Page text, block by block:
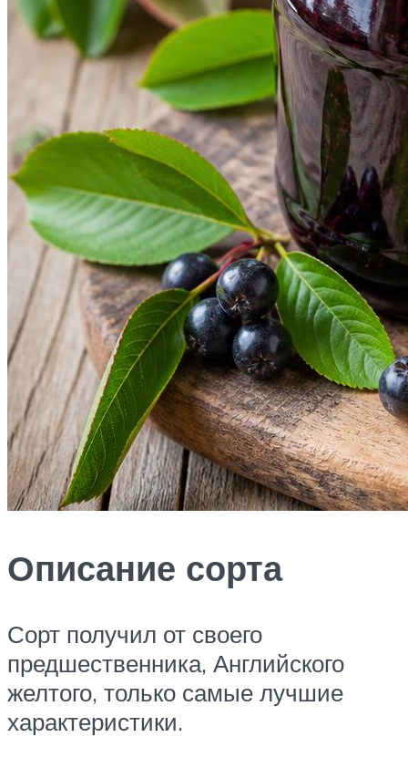
Описание сорта
Сорт получил от своего
предшественника, Английского
желтого, только самые лучшие
характеристики.